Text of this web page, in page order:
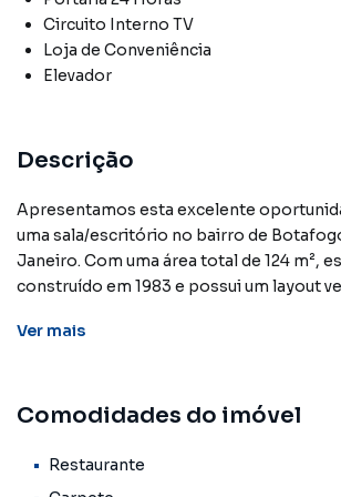
Circuito Interno TV
Loja de Conveniência
Elevador
Descrição
Apresentamos esta excelente
uma sala/escritório no bairro de
Janeiro. Com uma área total de 124 m²,
construído em 1983 e possui um layout
instalação de seu negócio.
áreas mais valorizadas da cidade, facilita
transporte público. O imóvel também
série de comodidades, como portaria 24
Ver mais
Comodidades do imóvel
Restaurante